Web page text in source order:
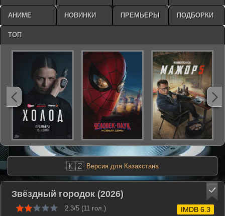
🇰🇿 Версия для Казахстана
Звёздный городок (2026)
2.3/5 (11 гол.) IMDB 6.3
АНИМЕ НОВИНКИ ПРЕМЬЕРЫ ПОДБОРКИ
ТОП